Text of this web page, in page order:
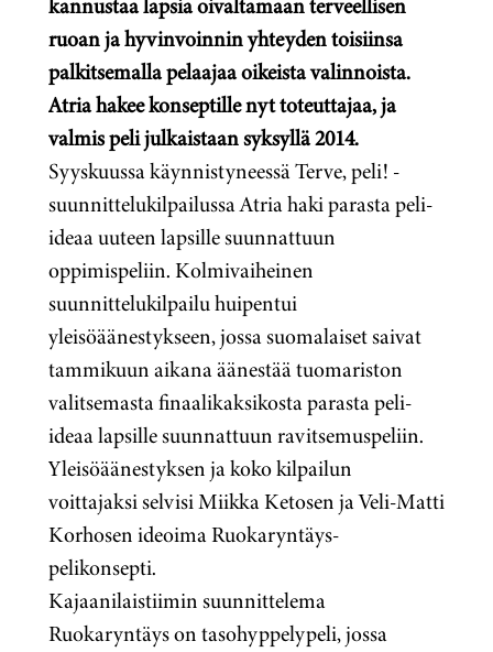
ruoan ja hyvinvoinnin yhteyden toisiinsa
palkitsemalla pelaajaa oikeista valinnoista.
Atria hakee konseptille nyt toteuttajaa, ja
valmis peli julkaistaan syksyllä 2014.
Syyskuussa käynnistyneessä Terve, peli! -
suunnittelukilpailussa Atria haki parasta peli-
ideaa uuteen lapsille suunnattuun
oppimispeliin. Kolmivaiheinen
suunnittelukilpailu huipentui
yleisöäänestykseen, jossa suomalaiset saivat
tammikuun aikana äänestää tuomariston
valitsemasta finaalikaksikosta parasta peli-
ideaa lapsille suunnattuun ravitsemuspeliin.
Yleisöäänestyksen ja koko kilpailun
voittajaksi selvisi Miikka Ketosen ja Veli-Matti
Korhosen ideoima Ruokaryntäys-
pelikonsepti.
Kajaanilaistiimin suunnittelema
Ruokaryntäys on tasohyppelypeli, jossa